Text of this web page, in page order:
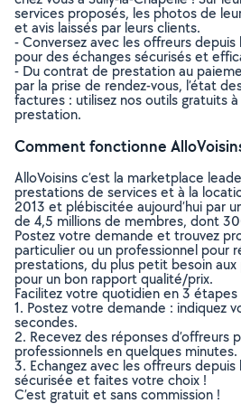
services proposés, les photos de
et avis laissés par leurs clients.
- Conversez avec les offreurs depuis
pour des échanges sécurisés et
- Du contrat de prestation au
par la prise de rendez-vous, l’état
factures : utilisez nos outils gratuits
prestation.
Comment fonctionne
AlloVoisins c’est la marketplace
prestations de services et à la
2013 et plébiscitée aujourd’hui par
de 4,5 millions de membres, dont
Postez votre demande et trouvez
particulier ou un professionnel pour
prestations, du plus petit besoin aux
pour un bon rapport qualité/prix.
Facilitez votre quotidien en 3 étapes
1. Postez votre demande : indiquez
secondes.
2. Recevez des réponses d’offreurs
professionnels en quelques minutes.
3. Echangez avec les offreurs
sécurisée et faites votre choix !
C’est gratuit et sans commission !